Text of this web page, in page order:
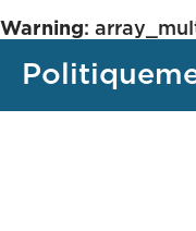
Warning: